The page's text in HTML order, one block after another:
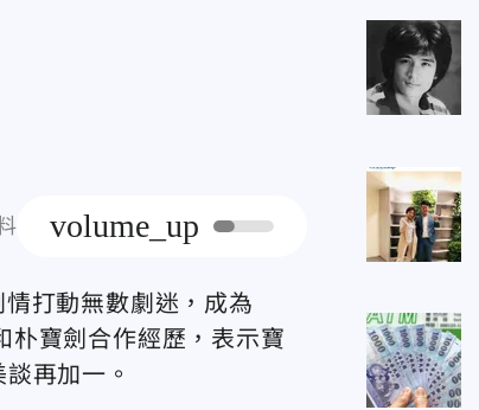
volume_up
打動無數劇迷，成為
朴寶劍合作經歷，表示寶
再加一。